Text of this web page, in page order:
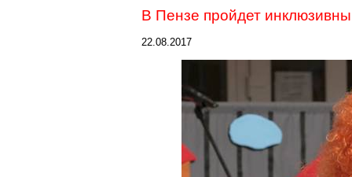
В Пензе пройдет
22.08.2017